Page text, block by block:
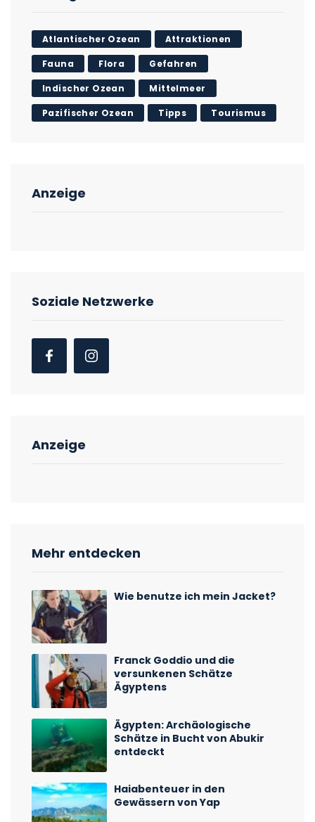
Atlantischer Ozean Attraktionen
Fauna Flora Gefahren
Indischer Ozean Mittelmeer
Pazifischer Ozean Tipps Tourismus
Anzeige
Soziale Netzwerke
Anzeige
Mehr entdecken
Wie benutze ich mein Jacket?
Franck Goddio und die
versunkenen Schätze
Ägyptens
Ägypten: Archäologische
Schätze in Bucht von Abukir
entdeckt
Haiabenteuer in den
Gewässern von Yap